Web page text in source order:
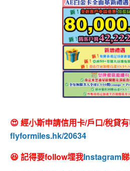
😍 經小斯申請信用卡/戶口/稅貸
flyformiles.hk/20634
😆 記得要follow埋我Instagram